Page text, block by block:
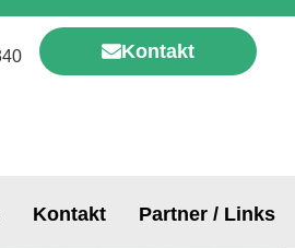
Kontakt
Kontakt Partner / Links